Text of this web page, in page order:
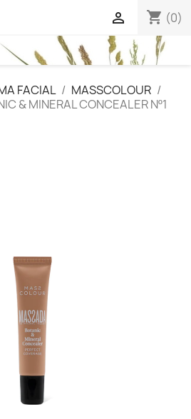
shopping_cart (0)

FACIAL
MASSCOLOUR
& MINERAL CONCEALER Nº1